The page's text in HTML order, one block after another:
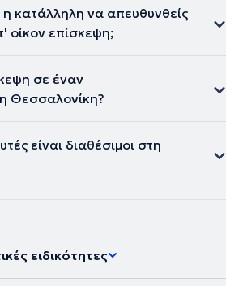
η κατάλληλη να απευθυνθείς
οίκον επίσκεψη;
σε έναν
Θεσσαλονίκη?
είναι διαθέσιμοι στη
ειδικότητες